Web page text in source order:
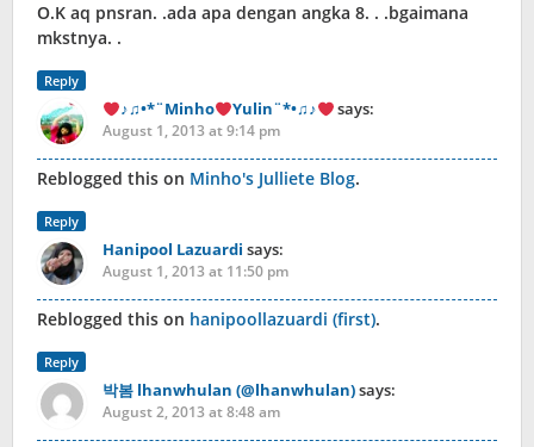
O.K aq pnsran. .ada apa dengan angka 8. . .bgaimana
mkstnya. .
Reply
♪♫•*¨Minho Yulin¨*•♫♪ says:
August 1, 2013 at 9:14 pm
Reblogged this on Minho's Julliete Blog.
Reply
Hanipool Lazuardi says:
August 1, 2013 at 11:50 pm
Reblogged this on hanipoollazuardi (first).
Reply
박봄 lhanwhulan (@lhanwhulan)says:
August 2, 2013 at 8:48 am